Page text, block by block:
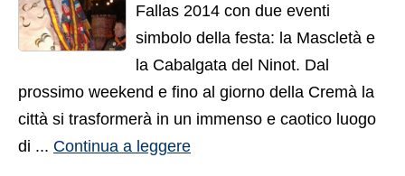
Fallas 2014 con due eventi
simbolo della festa: la Mascletà e
la Cabalgata del Ninot. Dal
prossimo weekend e fino al giorno della Cremà la
città si trasformerà in un immenso e caotico luogo
di ... Continua a leggere